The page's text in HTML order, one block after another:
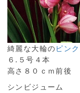
綺麗な大輪のピンク
６.５号４本
高さ８０ｃｍ前後
シンビジューム